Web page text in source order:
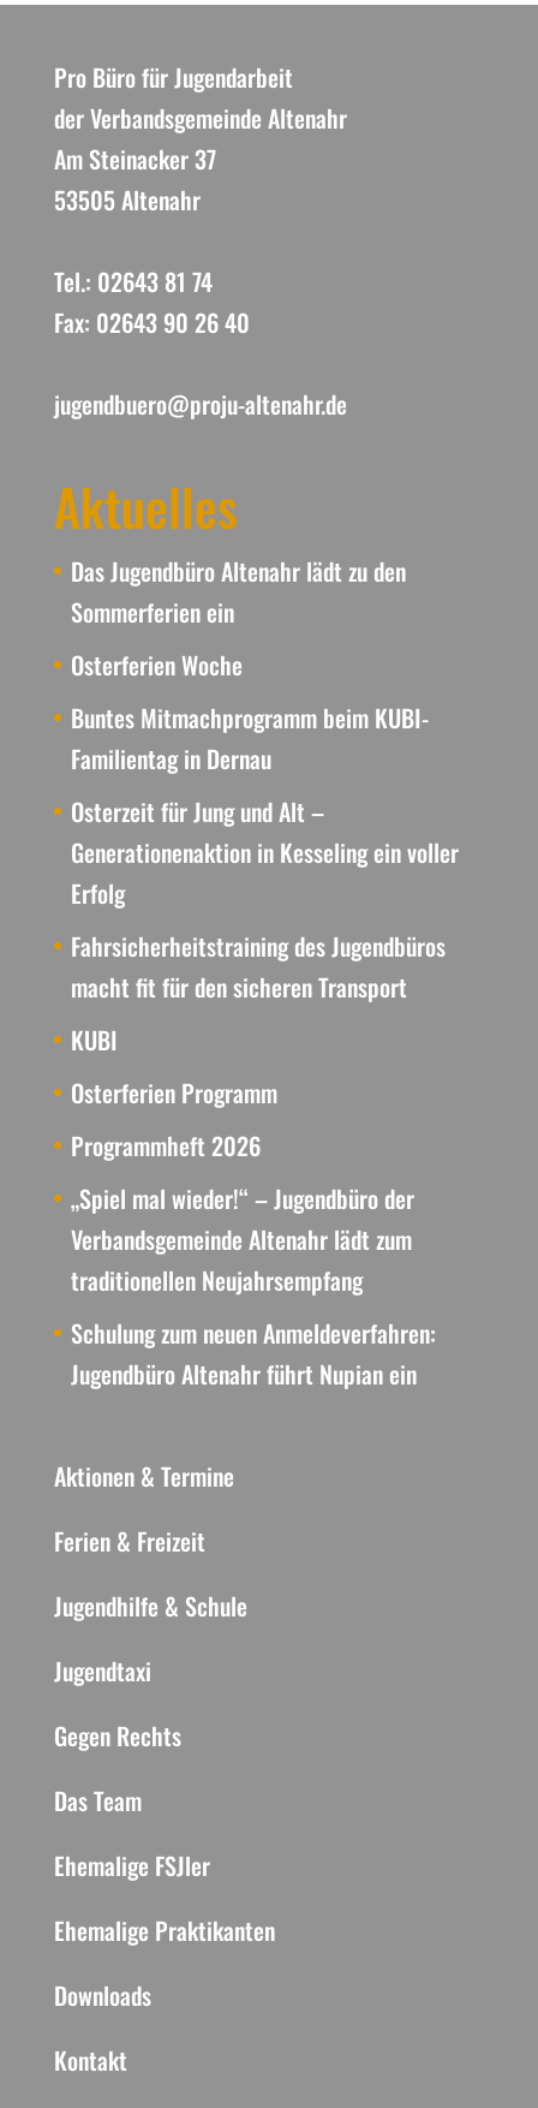
Pro Büro für Jugendarbeit
der Verbandsgemeinde Altenahr
Am Steinacker 37
53505 Altenahr
Tel.: 02643 81 74
Fax: 02643 90 26 40
jugendbuero@proju-altenahr.de
Aktuelles
Das Jugendbüro Altenahr lädt zu den
Sommerferien ein
Osterferien Woche
Buntes Mitmachprogramm beim KUBI-
Familientag in Dernau
Osterzeit für Jung und Alt –
Generationenaktion in Kesseling ein voller
Erfolg
Fahrsicherheitstraining des Jugendbüros
macht fit für den sicheren Transport
KUBI
Osterferien Programm
Programmheft 2026
„Spiel mal wieder!“ – Jugendbüro der
Verbandsgemeinde Altenahr lädt zum
traditionellen Neujahrsempfang
Schulung zum neuen Anmeldeverfahren:
Jugendbüro Altenahr führt Nupian ein
Aktionen & Termine
Ferien & Freizeit
Jugendhilfe & Schule
Jugendtaxi
Gegen Rechts
Das Team
Ehemalige FSJler
Ehemalige Praktikanten
Downloads
Kontakt